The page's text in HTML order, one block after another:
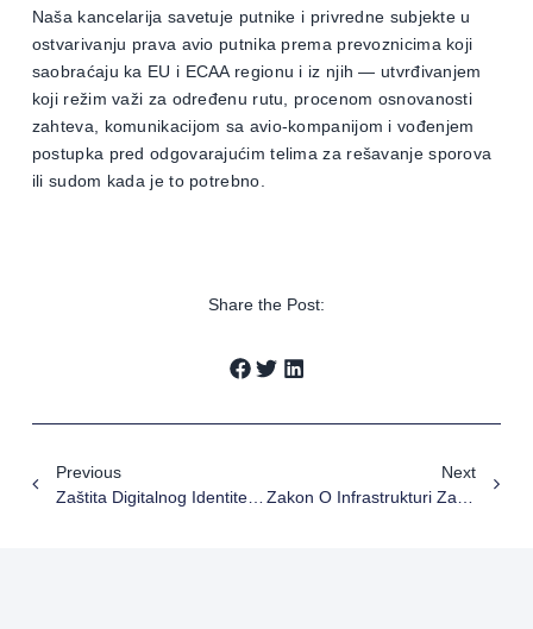
Naša kancelarija savetuje putnike i privredne subjekte u
ostvarivanju prava avio putnika prema prevoznicima koji
saobraćaju ka EU i ECAA regionu i iz njih — utvrđivanjem
koji režim važi za određenu rutu, procenom osnovanosti
zahteva, komunikacijom sa avio-kompanijom i vođenjem
postupka pred odgovarajućim telima za rešavanje sporova
ili sudom kada je to potrebno.
Share the Post:
Previous
Zaštita Digitalnog Identiteta: Šta IT Kompanije Treba Da Znaju O Novim Pravilima Za Domenske Sporove U Srbiji?
Next